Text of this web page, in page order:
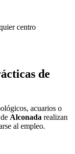
centro
de
acuarios o
Alconada realizan
al empleo.